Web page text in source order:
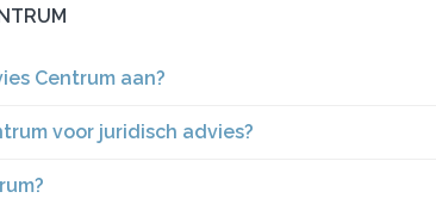
Centrum aan?
voor juridisch advies?